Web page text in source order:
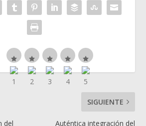
del
SIGUIENTE
Auténtica integración del